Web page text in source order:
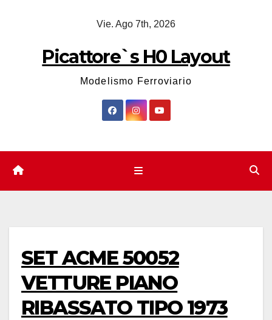
Vie. Ago 7th, 2026
Picattore`s H0 Layout
Modelismo Ferroviario
SET ACME 50052
VETTURE PIANO
RIBASSATO TIPO 1973